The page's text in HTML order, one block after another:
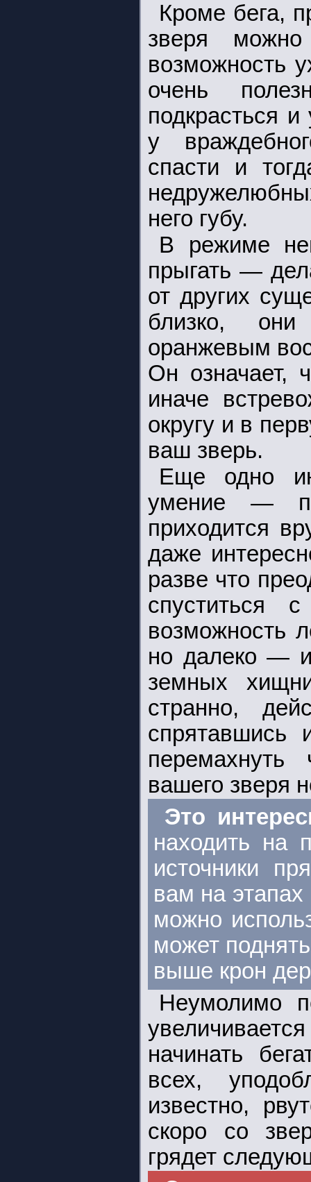
Кроме бега,
зверя
возможность
очень
подкрасться
у
спасти и
него губу.
В режиме
прыгать —
от других
близко, они
оранжевым
Он означает,
иначе
округу и в
ваш зверь.
Еще одно
умение —
приходится
даже
разве что
спуститься
возможность
но далеко —
земных
странно,
спрятавшись
вашего зверя
Это
находить на
источники
вам на
можно
может
выше крон
Неумолимо
начинать
всех,
известно,
скоро со
грядет